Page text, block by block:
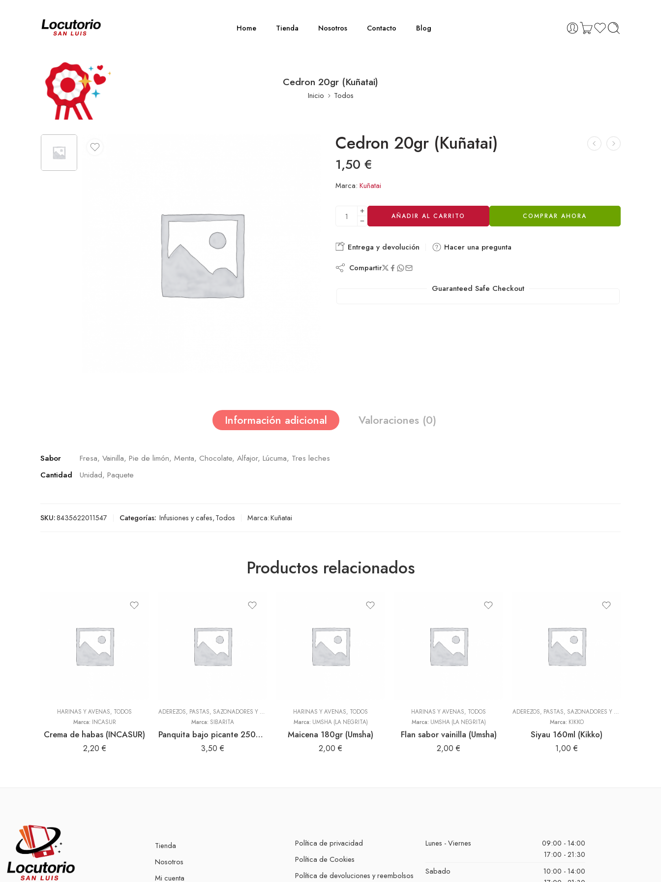
Home Tienda Nosotros Contacto Blog
Cedron 20gr (Kuñatai)
Inicio Todos
Cedron 20gr (Kuñatai)
1,50 €
Marca: Kuñatai
AÑADIR AL CARRITO COMPRAR AHORA
Alternative:
Entrega y devolución Hacer una pregunta
Compartir
Guaranteed Safe Checkout
Información adicional Valoraciones (0)
Sabor
Fresa, Vainilla, Pie de limón, Menta, Chocolate, Alfajor, Lúcuma, Tres leches
Cantidad
Unidad, Paquete
SKU:8435622011547 Categorías: Infusiones y cafes,Todos Marca:Kuñatai
Productos relacionados
HARINAS Y AVENAS, TODOS
Marca: INCASUR
Crema de habas (INCASUR)
2,20 €
ADEREZOS, PASTAS, SAZONADORES Y CONDIMENTOS ,TODOS
Marca: SIBARITA
Panquita bajo picante 250gr (Sibarita)
3,50 €
HARINAS Y AVENAS, TODOS
Marca: UMSHA (LA NEGRITA)
Maicena 180gr (Umsha)
2,00 €
HARINAS Y AVENAS, TODOS
Marca: UMSHA (LA NEGRITA)
Flan sabor vainilla (Umsha)
2,00 €
ADEREZOS, PASTAS, SAZONADORES Y CONDIMENTOS
Marca: KIKKO
Siyau 160ml (Kikko)
1,00 €
Tienda
Nosotros
Mi cuenta
Política de privacidad
Política de Cookies
Política de devoluciones y reembolsos
Lunes - Viernes
09:00 - 14:00
17:00 - 21:30
Sabado
10:00 - 14:00